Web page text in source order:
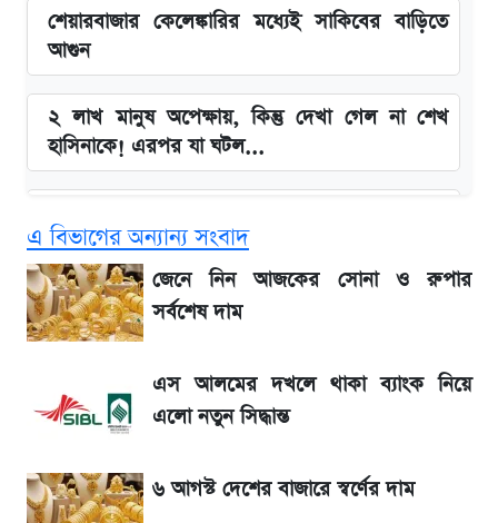
শেয়ারবাজার কেলেঙ্কারির মধ্যেই সাকিবের বাড়িতে
আগুন
২ লাখ মানুষ অপেক্ষায়, কিন্তু দেখা গেল না শেখ
হাসিনাকে! এরপর যা ঘটল...
Redmi K80 নিয়ে আপডেট
বাংলাদেশ নিয়ে যা বললেন সজীব ওয়াজেদ জয়
সাকিবের বাড়িতে হামলা নিয়ে মুখ খুললেন দিলীপ
ঘোষ
লিটনকে নিয়ে টিম ম্যানেজমেন্টের নতুন পরিকল্পনা
এ বিভাগের অন্যান্য সংবাদ
জেনে নিন আজকের সোনা ও রুপার
সর্বশেষ দাম
এস আলমের দখলে থাকা ব্যাংক নিয়ে
এলো নতুন সিদ্ধান্ত
৬ আগস্ট দেশের বাজারে স্বর্ণের দাম